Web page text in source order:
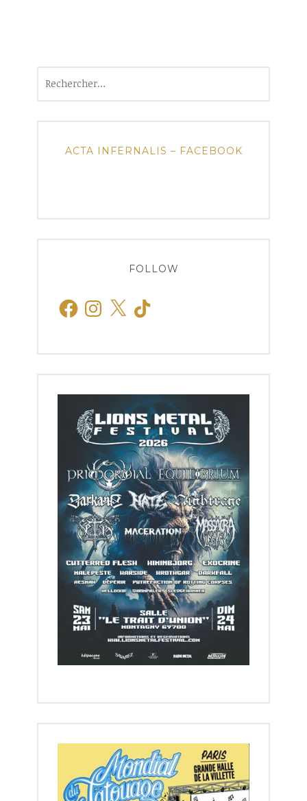
ACTA INFERNALIS – FACEBOOK
FOLLOW
FacebookInstagram
X TikTok